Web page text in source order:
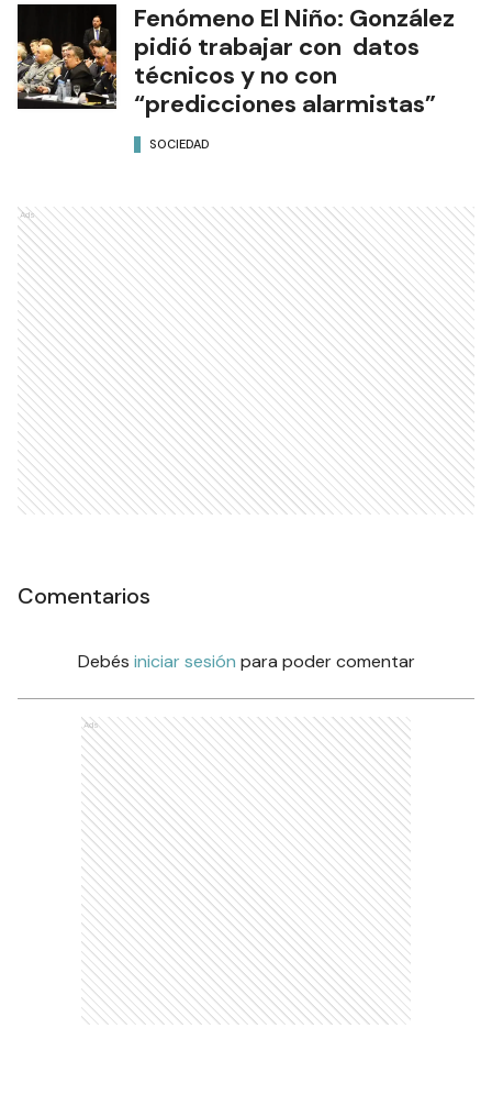
Fenómeno El Niño: González
pidió trabajar con datos
técnicos y no con
“predicciones alarmistas”
SOCIEDAD
Ads
Comentarios
Debés iniciar sesión para poder comentar
Ads